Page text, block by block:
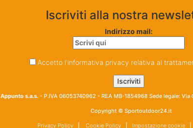
Iscriviti alla nostra
Indirizzo mail:
Accetto l'informativa privacy relativa al
Appunto s.a.s. - P.IVA 06053740962 - REA MB-1854968 Sede legale:
Copyright © Sportoutdoor24.it
Privacy Policy| Cookie Policy| Impostazione cookie|